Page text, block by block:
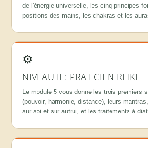
de l'énergie universelle, les cinq principes
positions des mains, les chakras et les
⚙
NIVEAU II : PRATICIEN REIKI
Le module 5 vous donne les trois premiers
(pouvoir, harmonie, distance), leurs
sur soi et sur autrui, et les traitements à